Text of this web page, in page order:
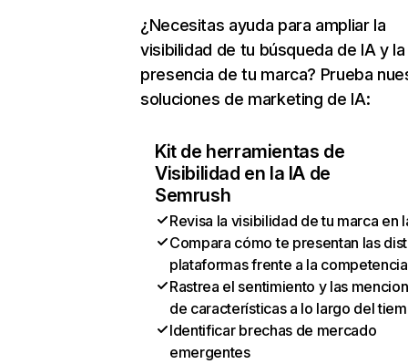
¿Necesitas ayuda para ampliar la
visibilidad de tu búsqueda de IA y la
presencia de tu marca? Prueba
soluciones de marketing de IA:
Kit de herramientas de
Visibilidad en la IA de
Semrush
Revisa la visibilidad de tu marca en
Compara cómo te presentan las
plataformas frente a la competencia
Rastrea el sentimiento y las
de características a lo largo del
Identificar brechas de mercado
emergentes